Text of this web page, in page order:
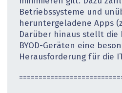
Betriebssysteme und
heruntergeladene Apps
Darüber hinaus stellt die
BYOD-Geräten eine
Herausforderung für die